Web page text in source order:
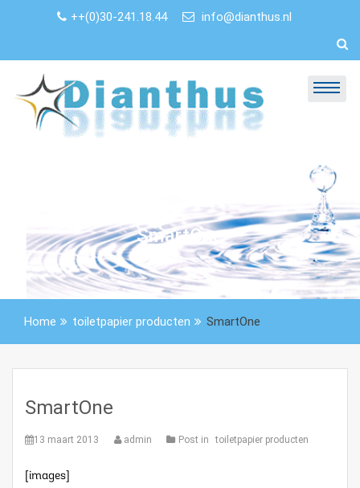
++(0)30-241.18.44 info@dianthus.nl
SmartOne
Home toiletpapier producten SmartOne
SmartOne
13 maart 2013 admin Post in toiletpapier producten
[images]